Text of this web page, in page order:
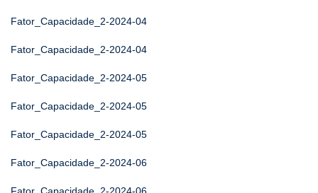
Fator_Capacidade_2-2024-04
Fator_Capacidade_2-2024-04
Fator_Capacidade_2-2024-05
Fator_Capacidade_2-2024-05
Fator_Capacidade_2-2024-05
Fator_Capacidade_2-2024-06